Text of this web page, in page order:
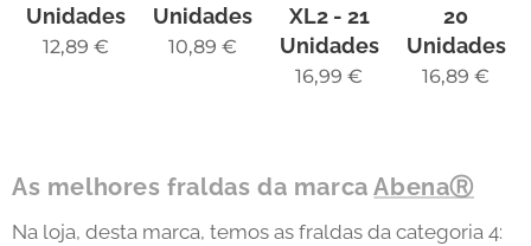
Unidades
12,89 €
Unidades
10,89 €
XL2 - 21
Unidades
16,99 €
20
Unidades
16,89 €
As melhores fraldas da marcaAbenaⓇ
Na loja, desta marca, temos as fraldas da categoria 4: